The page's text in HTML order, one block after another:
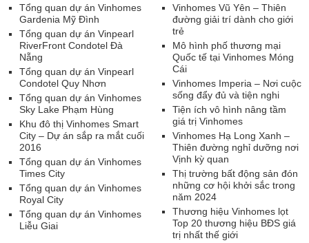
Vinhomes Vũ Yên – Thiên
đường giải trí dành cho giới
trẻ
Mô hình phố thương mại
Quốc tế tại Vinhomes Móng
Cái
Vinhomes Imperia – Nơi cuộc
sống đẩy đủ và tiện nghi
Tiện ích vô hình nâng tầm
giá trị Vinhomes
Vinhomes Hạ Long Xanh –
Thiên đường nghỉ dưỡng nơi
Vịnh kỳ quan
Thị trường bất động sản đón
những cơ hội khởi sắc trong
năm 2024
Thương hiệu Vinhomes lọt
Top 20 thương hiệu BĐS giá
trị nhất thế giới
Tổng quan dự án Vinhomes
Gardenia Mỹ Đình
Tổng quan dự án Vinpearl
RiverFront Condotel Đà
Nẵng
Tổng quan dự án Vinpearl
Condotel Quy Nhơn
Tổng quan dự án Vinhomes
Sky Lake Phạm Hùng
Khu đô thị Vinhomes Smart
City – Dự án sắp ra mắt cuối
2016
Tổng quan dự án Vinhomes
Times City
Tổng quan dự án Vinhomes
Royal City
Tổng quan dự án Vinhomes
Liễu Giai